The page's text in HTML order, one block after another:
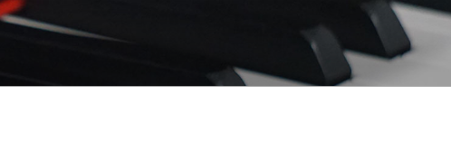
然で優れたテクニックを身に付けてゆく「御木本メソッド」の公